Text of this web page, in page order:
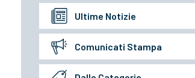
Ultime Notizie
Comunicati Stampa